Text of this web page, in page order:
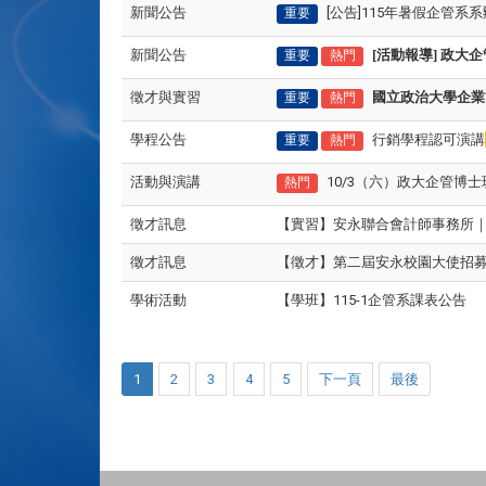
新聞公告 重要 [公告]115年暑假企管系
新聞公告 重要 熱門 [活動報導] 政大
徵才與實習 重要 熱門 國立政治大學企
學程公告 重要 熱門 行銷學程認可演講
活動與演講 熱門 10/3（六）政大企管博
徵才訊息 【實習】安永聯合會計師事務所
徵才訊息 【徵才】 第二屆安永校園大使招
學術活動 【學班】115-1企管系課表公告
1 2 3 4 5 下一頁 最後